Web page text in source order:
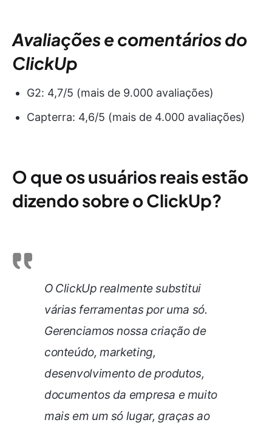
Avaliações e comentários do
ClickUp
G2: 4,7/5 (mais de 9.000 avaliações)
Capterra: 4,6/5 (mais de 4.000 avaliações)
O que os usuários reais estão
dizendo sobre o ClickUp?
O ClickUp realmente substitui
várias ferramentas por uma só.
Gerenciamos nossa criação de
conteúdo, marketing,
desenvolvimento de produtos,
documentos da empresa e muito
mais em um só lugar, graças ao